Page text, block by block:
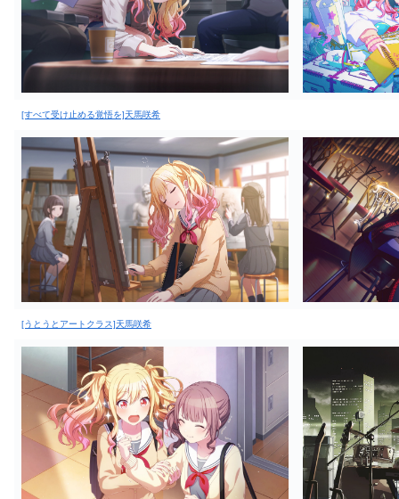
[すべて受け止める覚悟を]天馬咲希
[うとうとアートクラス]天馬咲希